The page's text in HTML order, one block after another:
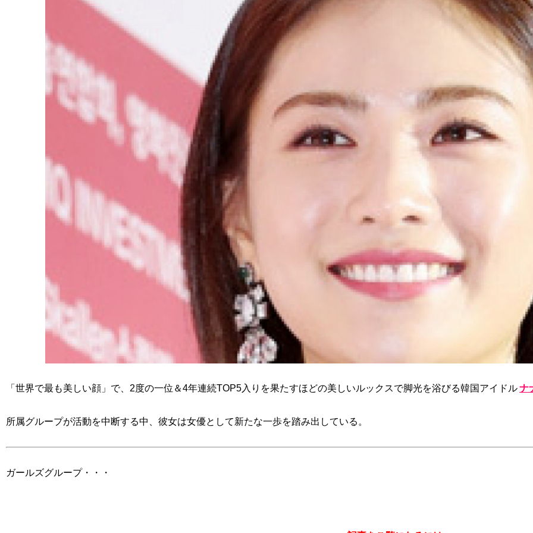
「世界で最も美しい顔」で、2度の一位＆4年連続TOP5入りを果たすほどの美しいルックスで脚光を浴びる韓国アイドルナ
所属グループが活動を中断する中、彼女は女優として新たな一歩を踏み出している。
ガールズグループ・・・